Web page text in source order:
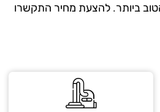
ביותר. להצעת מחיר התקשרו